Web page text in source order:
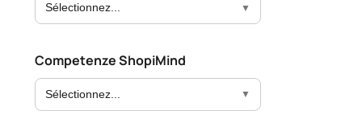
Sélectionnez...
Competenze ShopiMind
Sélectionnez...